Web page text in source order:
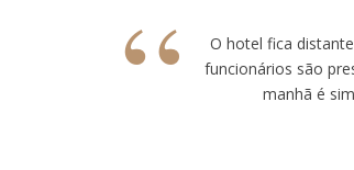
“
O hotel fica
funcionários são
manhã é